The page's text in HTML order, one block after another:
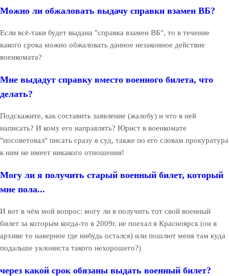
Можно ли обжаловать выдачу справки взамен ВБ?
Если всё-таки будет выдана "справка взамен ВБ", то в течение
какого срока можно обжаловать данное незаконное действие
военкомата?
Мне выдадут справку вместо военного билета, что
делать?
Подскажите, как составить заявление (жалобу) и что в ней
написать? И кому его направлять? Юрист в военкомате
"посоветовал" писать сразу в суд, также по его словам прокуратура
к ним не имеет никакого отношения!
Могу ли я получить старый военный билет, который
мне пола...
И вот в чём мой вопрос: могу ли я получить тот свой военный
билет за которым когда-то в 2009г. не поехал в Красноярск (он в
архиве то наверное где нибудь остался) или пошлют меня там куда
подальше уклониста такого нехорошего?)
через какой срок обязаны выдать военный билет?